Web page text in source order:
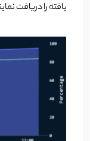
یافته را دریافت